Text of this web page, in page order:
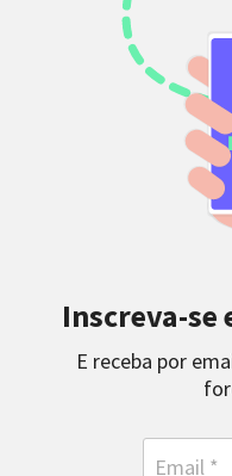
Inscreva-se
E receba por